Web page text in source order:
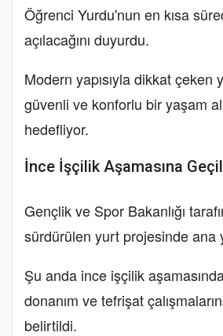
Öğrenci Yurdu'nun en kısa
açılacağını duyurdu.
Modern yapısıyla dikkat çeken
güvenli ve konforlu bir yaşam
hedefliyor.
İnce İşçilik Aşamasına
Gençlik ve Spor Bakanlığı
sürdürülen yurt projesinde ana
Şu anda ince işçilik
donanım ve tefrişat
belirtildi.